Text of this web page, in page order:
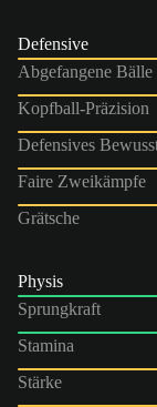
Defensive
Abgefangene Bälle
Kopfball-Präzision
Defensives
Faire Zweikämpfe
Grätsche
Physis
Sprungkraft
Stamina
Stärke